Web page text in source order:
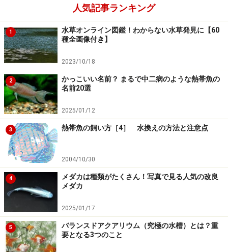
関連リンク
水草オンライン図鑑
疑問解決アクアクリニック
※記事内容は執筆時点のものです。最新の内容をご確認くださ
い。
※ペットは、種類や体格（体重、サイズ、成長）などにより個体
差があります。記事内容は全ての個体へ一様に当てはまるわけで
はありません。
人気記事ランキング
1
水草オンライン図鑑！わからない水草発見に【60
種全画像付き】
2023/10/18
2
かっこいい名前？ まるで中二病のような熱帯魚の
名前20選
2025/01/12
3 熱帯魚の飼い方［4］ 水換えの方法と注意点
2004/10/30
4
メダカは種類がたくさん！写真で見る人気の改良
メダカ
2025/01/17
5
バランスドアクアリウム（究極の水槽）とは？重
要となる3つのこと